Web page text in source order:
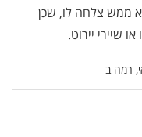
ממש צלחה לו, שכן
שיירי יירוט.
רמה ב